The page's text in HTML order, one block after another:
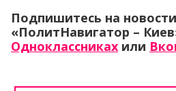
Подпишитесь на новости
«ПолитНавигатор –
Одноклассниках или